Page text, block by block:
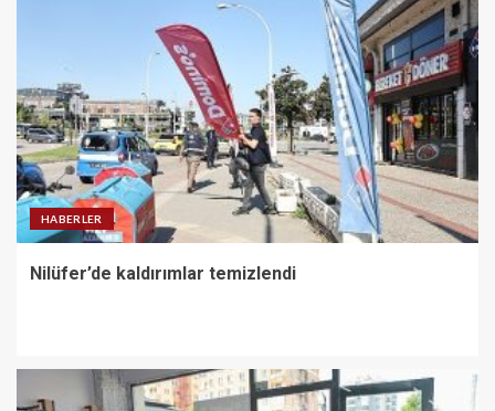
HABERLER
Nilüfer’de kaldırımlar temizlendi